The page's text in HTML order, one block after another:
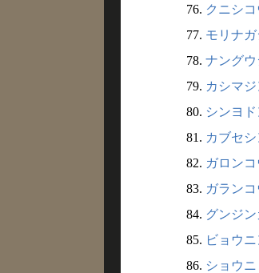
76. クニシ
77. モリナ
78. ナング
79. カシマ
80. シンヨ
81. カブセ
82. ガロン
83. ガラン
84. グンジ
85. ビョウ
86. ショウニ